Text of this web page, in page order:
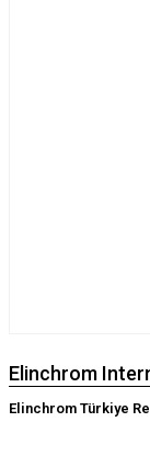
Elinchrom
Elinchrom Türkiye